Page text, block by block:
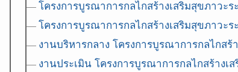
โครงการบูรณาการกลไกสร้างเสริมสุขภาวะ
โครงการบูรณาการกลไกสร้างเสริมสุขภาวะ
งานบริหารกลาง โครงการบูรณาการกลไกสร้
งานประเมิน โครงการบูรณาการกลไกสร้างเ